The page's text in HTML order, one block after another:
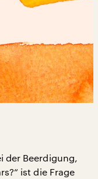
der Beerdigung,
ist die Frage